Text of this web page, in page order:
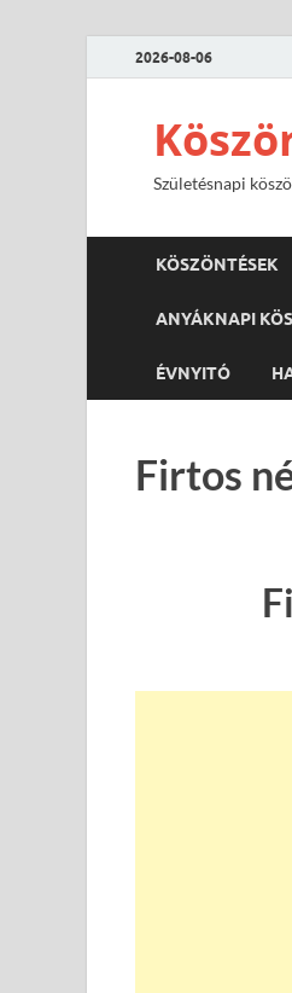
2026-08-06
Születésnapi
KÖSZÖNTÉSEK
ANYÁKNAPI
ÉVNYITÓ
Firtos